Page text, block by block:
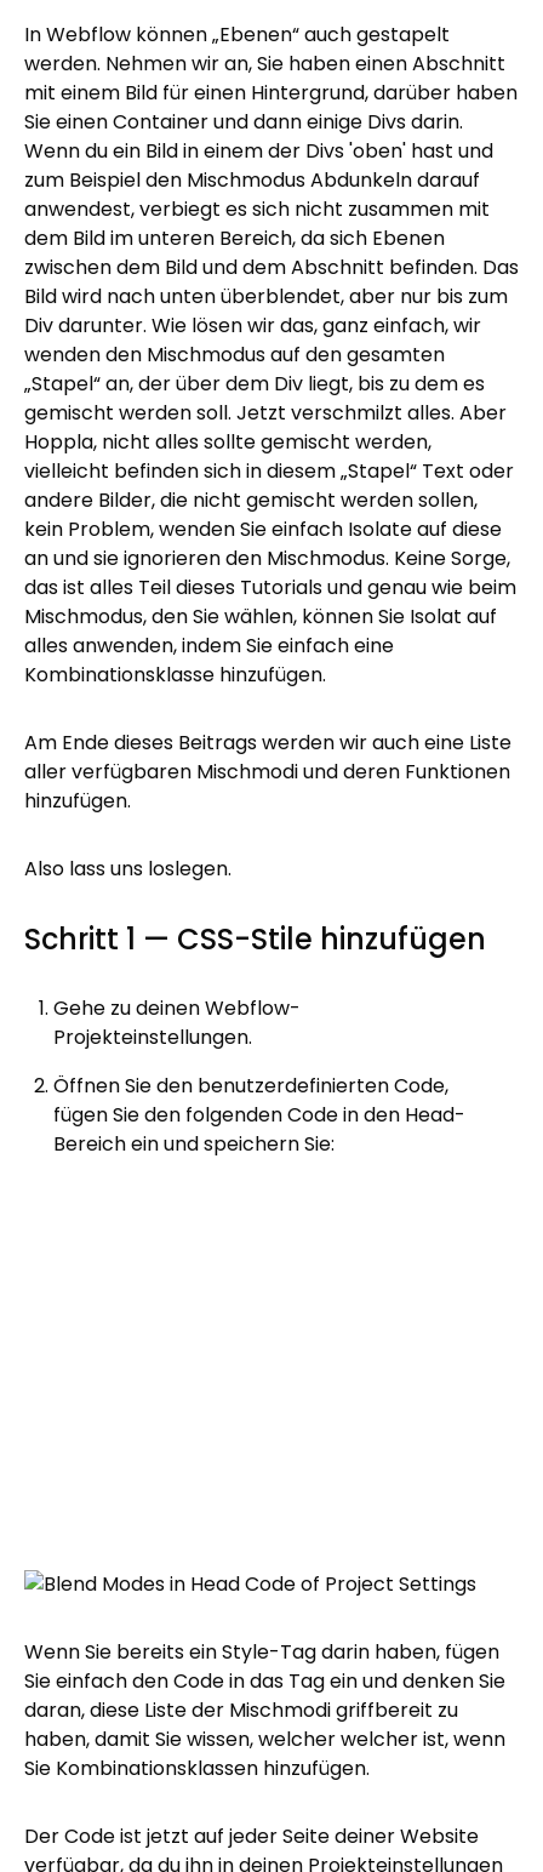
In Webflow können „Ebenen“ auch gestapelt
werden. Nehmen wir an, Sie haben einen Abschnitt
mit einem Bild für einen Hintergrund, darüber haben
Sie einen Container und dann einige Divs darin.
Wenn du ein Bild in einem der Divs 'oben' hast und
zum Beispiel den Mischmodus Abdunkeln darauf
anwendest, verbiegt es sich nicht zusammen mit
dem Bild im unteren Bereich, da sich Ebenen
zwischen dem Bild und dem Abschnitt befinden. Das
Bild wird nach unten überblendet, aber nur bis zum
Div darunter. Wie lösen wir das, ganz einfach, wir
wenden den Mischmodus auf den gesamten
„Stapel“ an, der über dem Div liegt, bis zu dem es
gemischt werden soll. Jetzt verschmilzt alles. Aber
Hoppla, nicht alles sollte gemischt werden,
vielleicht befinden sich in diesem „Stapel“ Text oder
andere Bilder, die nicht gemischt werden sollen,
kein Problem, wenden Sie einfach Isolate auf diese
an und sie ignorieren den Mischmodus. Keine Sorge,
das ist alles Teil dieses Tutorials und genau wie beim
Mischmodus, den Sie wählen, können Sie Isolat auf
alles anwenden, indem Sie einfach eine
Kombinationsklasse hinzufügen.
Am Ende dieses Beitrags werden wir auch eine Liste
aller verfügbaren Mischmodi und deren Funktionen
hinzufügen.
Also lass uns loslegen.
Schritt 1 — CSS-Stile hinzufügen
Gehe zu deinen Webflow-
Projekteinstellungen.
Öffnen Sie den benutzerdefinierten Code,
fügen Sie den folgenden Code in den Head-
Bereich ein und speichern Sie:
Wenn Sie bereits ein Style-Tag darin haben, fügen
Sie einfach den Code in das Tag ein und denken Sie
daran, diese Liste der Mischmodi griffbereit zu
haben, damit Sie wissen, welcher welcher ist, wenn
Sie Kombinationsklassen hinzufügen.
Der Code ist jetzt auf jeder Seite deiner Website
verfügbar, da du ihn in deinen Projekteinstellungen